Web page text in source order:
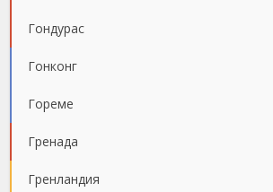
Гондурас
Гонконг
Гореме
Гренада
Гренландия